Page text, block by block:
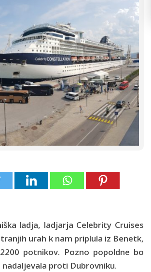
ladja, ladjarja Celebrity Cruises
urah k nam priplula iz Benetk,
potnikov. Pozno popoldne bo
proti Dubrovniku.